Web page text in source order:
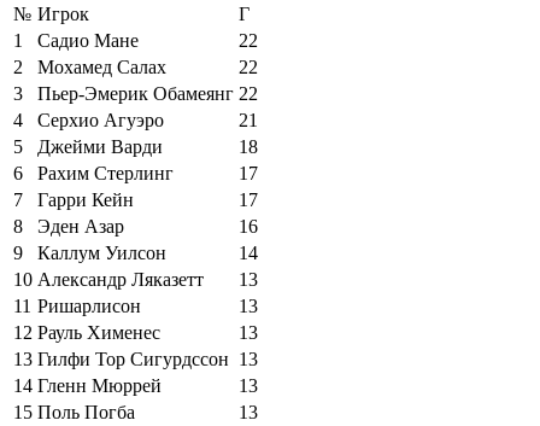
№ Игрок
Г
1
Садио Мане
22
2
Мохамед Салах
22
3
Пьер-Эмерик Обамеянг 22
4
Серхио Агуэро
21
5
Джейми Варди
18
6
Рахим Стерлинг
17
7
Гарри Кейн
17
8
Эден Азар
16
9
Каллум Уилсон
14
10 Александр Ляказетт
13
11 Ришарлисон
13
12 Рауль Хименес
13
13 Гилфи Тор Сигурдссон 13
14 Гленн Мюррей
13
15 Поль Погба 13